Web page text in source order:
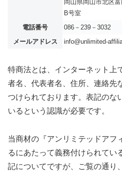
岡山県岡山市北区
B号室
電話番号
086－239－3032
メールアドレス
info@unlimited-
特商法とは、インターネット上
者名、代表者名、住所、連絡先
つけられております。表記のな
いるという認識が必要です。
当商材の『アンリミテッドアフ
るにあたって義務付けられてい
記についてですが、ご覧の通り